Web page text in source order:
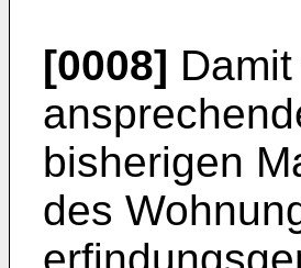
[0008]
bisherigen
des